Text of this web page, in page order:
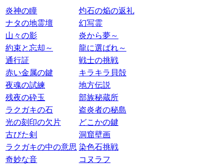
炎神の瞳
灼石の焔の返礼
ナタの地霊壇
幻写霊
山々の影
炎から夢～
約束と忘却～
龍に選ばれ～
通行証
戦士の挑戦
赤い金属の鍵
キラキラ貝殻
夜魂の試練
地方伝説
残夜の砕玉
部族秘蔵所
ラクガキの石
盗炎者の秘島
光の刻印の欠片
どこかの鍵
古びた剣
洞窟壁画
ラクガキの中の意思 染色石挑戦
奇妙な音
コヌラフ